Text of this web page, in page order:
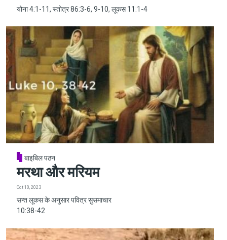
योना 4:1-11, स्तोत्र 86:3-6, 9-10, लूकस 11:1-4
बाइबिल पठन
मरथा और मरियम
Oct 10, 2023
सन्त लूकस के अनुसार पवित्र सुसमाचार
10:38-42